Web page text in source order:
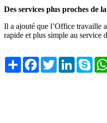
Des services plus proches de
Il a ajouté que l’Office travaille
rapide et plus simple au service
Share FacebookTwitterLinkedIn